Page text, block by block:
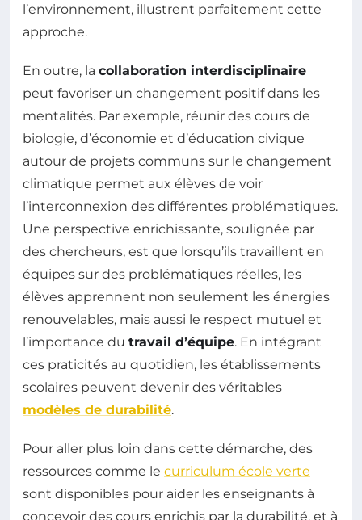
l’environnement, illustrent parfaitement cette
approche.
En outre, la collaboration interdisciplinaire
peut favoriser un changement positif dans les
mentalités. Par exemple, réunir des cours de
biologie, d’économie et d’éducation civique
autour de projets communs sur le changement
climatique permet aux élèves de voir
l’interconnexion des différentes problématiques.
Une perspective enrichissante, soulignée par
des chercheurs, est que lorsqu’ils travaillent en
équipes sur des problématiques réelles, les
élèves apprennent non seulement les énergies
renouvelables, mais aussi le respect mutuel et
l’importance du travail d’équipe. En intégrant
ces praticités au quotidien, les établissements
scolaires peuvent devenir des véritables
modèles de durabilité.
Pour aller plus loin dans cette démarche, des
ressources comme le curriculum école verte
sont disponibles pour aider les enseignants à
concevoir des cours enrichis par la durabilité, et à